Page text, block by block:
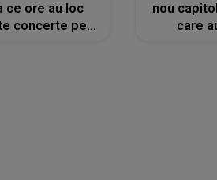
ce ore au loc
concerte pe
nou
care